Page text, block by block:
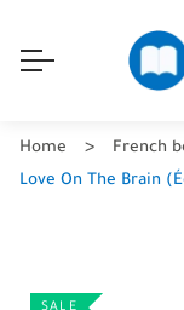
Home French
Love On The Brain